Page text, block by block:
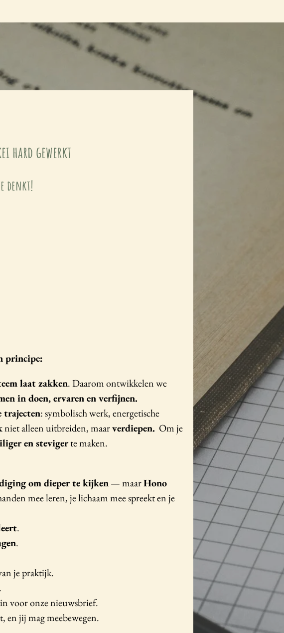
hard gewerkt
denkt!
principe:
laat zakken. Daarom ontwikkelen we
in doen, ervaren en verfijnen.
trajecten: symbolisch werk, energetische
niet alleen uitbreiden, maarverdiepen. Om je
en stevigerte maken.
om dieper te kijken— maarHono
mee leren, je lichaam mee spreekt en je
.
.
je praktijk.
voor onze nieuwsbrief.
en jij mag meebewegen.